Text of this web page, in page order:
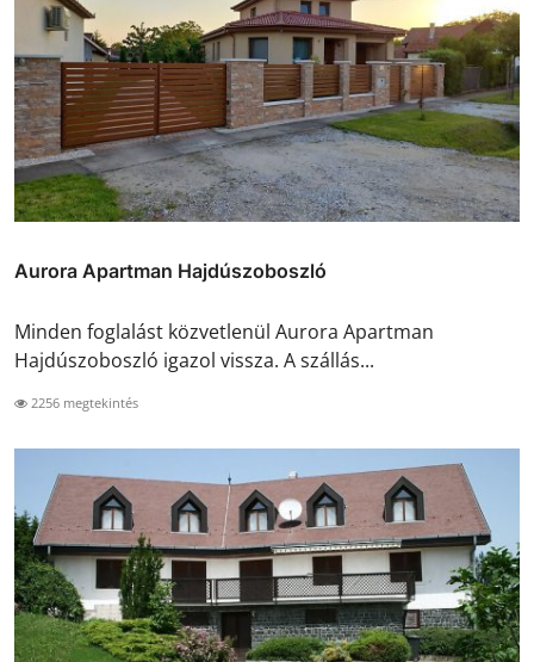
Aurora Apartman Hajdúszoboszló
Minden foglalást közvetlenül Aurora Apartman
Hajdúszoboszló igazol vissza. A szállás...
2256 megtekintés